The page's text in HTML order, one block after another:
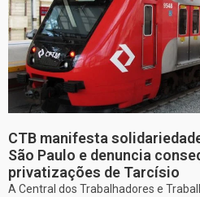
CTB manifesta
São Paulo e denuncia
privatizações de Tarcísio
A Central dos Trabalhadores e